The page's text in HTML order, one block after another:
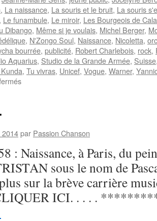
, La naissance, La souris et le bruit, La souris
, Le funambule, Le miroir, Les Bourgeois de
Dibango, Même si je voulais, Michel Berger,
, N'Zongo Soul, Naissance, Nicoletta,
bourrée, publicité, Robert Charlebois, rock,
Aquarius, Studio de la Grande Armée, Suisse
, Tu vivras, Unicef, Vogue, Warner,
sur
2014par Passion Chanson
: Naissance, à Paris, du
sous le nom de
sur la brève carrière
ICI. . . . .